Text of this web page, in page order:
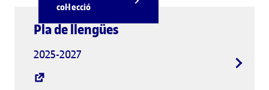
col·lecció
Pla de llengües
2025-2027